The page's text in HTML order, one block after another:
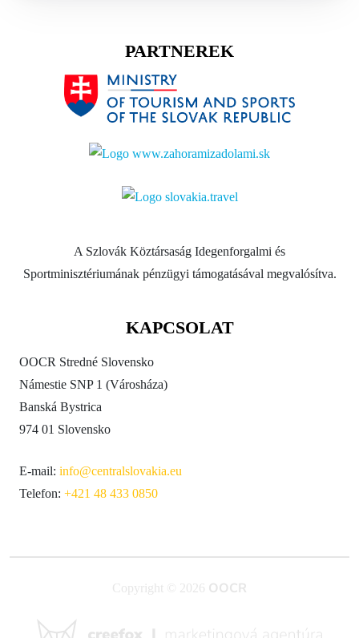
PARTNEREK
A Szlovák Köztársaság Idegenforgalmi és
Sportminisztériumának pénzügyi támogatásával megvalósítva.
KAPCSOLAT
OOCR Stredné Slovensko
Námestie SNP 1 (Városháza)
Banská Bystrica
974 01 Slovensko
E-mail: info@centralslovakia.eu
Telefon: +421 48 433 0850
Copyright © 2026 OOCR